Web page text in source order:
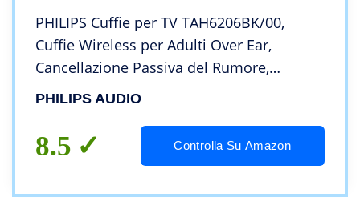
PHILIPS Cuffie per TV TAH6206BK/00,
Cuffie Wireless per Adulti Over Ear,
Cancellazione Passiva del Rumore,
Connessione Bluetooth, 18 Ore di
PHILIPS AUDIO
8.5 Controlla Su Amazon